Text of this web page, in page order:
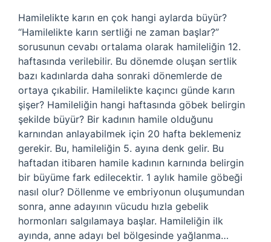
Hamilelikte karın en çok hangi aylarda büyür?
“Hamilelikte karın sertliği ne zaman başlar?”
sorusunun cevabı ortalama olarak hamileliğin 12.
haftasında verilebilir. Bu dönemde oluşan sertlik
bazı kadınlarda daha sonraki dönemlerde de
ortaya çıkabilir. Hamilelikte kaçıncı günde karın
şişer? Hamileliğin hangi haftasında göbek belirgin
şekilde büyür? Bir kadının hamile olduğunu
karnından anlayabilmek için 20 hafta beklemeniz
gerekir. Bu, hamileliğin 5. ayına denk gelir. Bu
haftadan itibaren hamile kadının karnında belirgin
bir büyüme fark edilecektir. 1 aylık hamile göbeği
nasıl olur? Döllenme ve embriyonun oluşumundan
sonra, anne adayının vücudu hızla gebelik
hormonları salgılamaya başlar. Hamileliğin ilk
ayında, anne adayı bel bölgesinde yağlanma…